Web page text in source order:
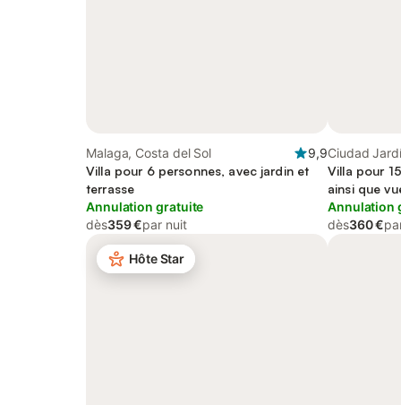
Malaga, Costa del Sol
9,9
Villa pour 6 personnes, avec jardin et
terrasse
Annulation gratuite
dès359 €par nuit
Ciudad
Villa pour
ainsi que
Annulation
dès360 €
Hôte Star